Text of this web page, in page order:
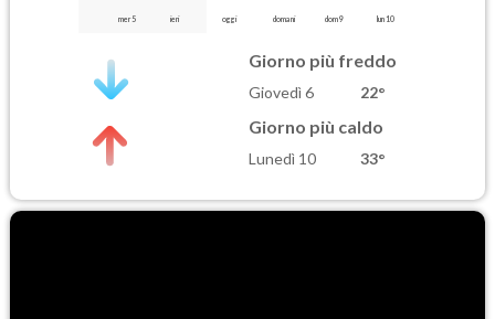
mer 5 ieri oggi domani dom 9 lun 10
Giorno più freddo
Giovedì 6 22°
Giorno più caldo
Lunedì 10 33°